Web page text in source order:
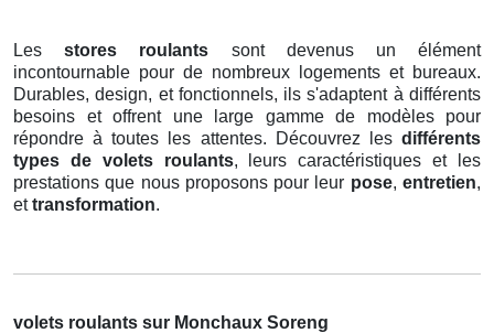
Lesstores roulants sont devenus un élément
incontournable pour de nombreux logements et bureaux.
Durables, design, et fonctionnels, ils s'adaptent à différents
besoins et offrent une large gamme de modèles pour
répondre à toutes les attentes. Découvrez les différents
types de volets roulants, leurs caractéristiques et les
prestations que nous proposons pour leur pose,entretien,
ettransformation.
volets roulants sur Monchaux Soreng